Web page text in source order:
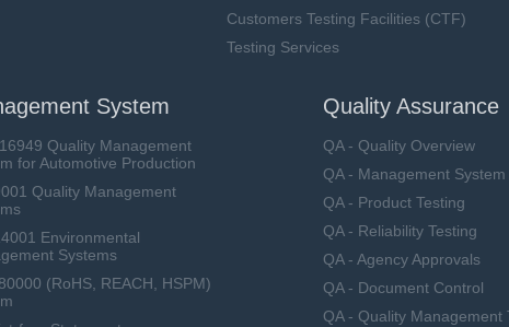
Customers Testing Facilities (CTF)
Testing Services
System
Quality Management
for Automotive Production
Quality Management
Environmental
Systems
(RoHS, REACH, HSPM)
Quality Assurance
QA - Quality Overview
QA - Management System
QA - Product Testing
QA - Reliability Testing
QA - Agency Approvals
QA - Document Control
QA - Quality Management